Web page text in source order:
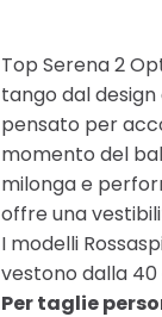
Top Serena 2
tango dal
pensato per
momento del
milonga e
offre una
I modelli
vestono dalla
Per taglie